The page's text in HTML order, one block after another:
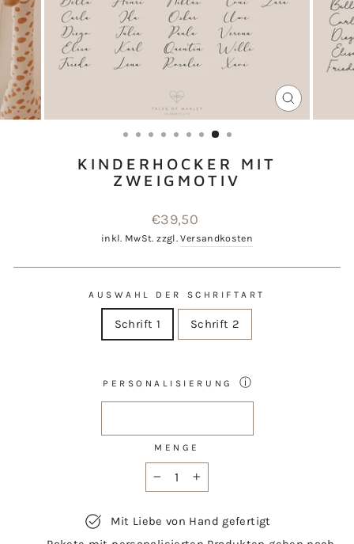
ESC)
KINDERHOCKER MIT
ZWEIGMOTIV
Normaler
Preis
€39,50
inkl. MwSt. zzgl.Versandkosten
AUSWAHL DER SCHRIFTART
Schrift 1 Schrift 2
PERSONALISIERUNG ⓘ
MENGE
Mit Liebe von Hand gefertigt